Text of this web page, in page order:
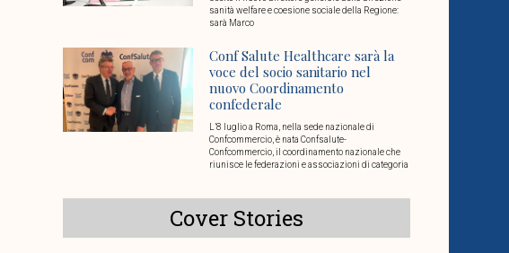
sanità welfare e coesione sociale della Regione:
sarà Marco
Conf Salute Healthcare sarà la
voce del socio sanitario nel
nuovo Coordinamento
confederale
L’8 luglio a Roma, nella sede nazionale di
Confcommercio, è nata Confsalute-
Confcommercio, il coordinamento nazionale che
riunisce le federazioni e associazioni di categoria
Cover Stories